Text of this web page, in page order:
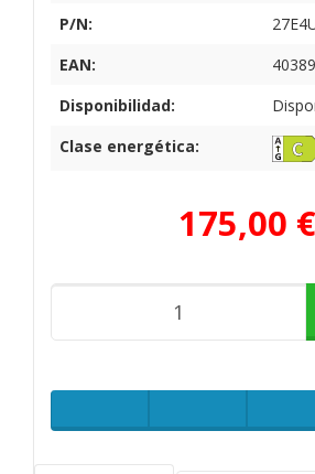
P/N:
EAN:
Disponibilidad:
Clase energética:
175,00 €